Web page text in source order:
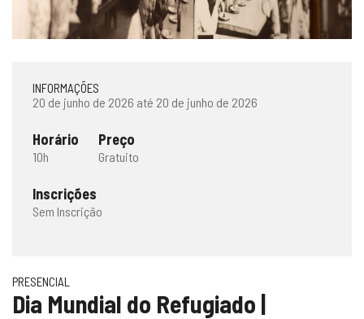
INFORMAÇÕES
20 de junho de 2026 até 20 de junho de 2026
Horário
10h
Preço
Gratuito
Inscrições
Sem Inscrição
PRESENCIAL
Dia Mundial do Refugiado |